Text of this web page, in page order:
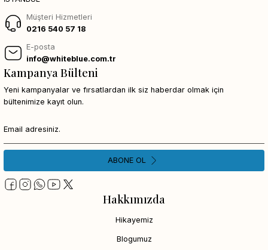
Müşteri Hizmetleri
0216 540 57 18
E-posta
info@whiteblue.com.tr
Hakkımızda
Hikayemiz
Blogumuz
Kampanya Bülteni
Yeni kampanyalar ve fırsatlardan ilk siz haberdar olmak için
bültenimize kayıt olun.
ABONE OL